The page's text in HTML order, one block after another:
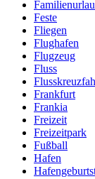
Feste
Fliegen
Flughafen
Flugzeug
Fluss
Frankfurt
Frankia
Freizeit
Freizeitpark
Fußball
Hafen